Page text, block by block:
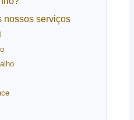
nossos serviços